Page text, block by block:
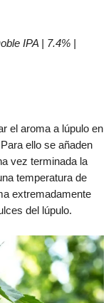
IPA | 7.4% |
el aroma a lúpulo en
ello se añaden
vez terminada la
temperatura de
extremadamente
del lúpulo.